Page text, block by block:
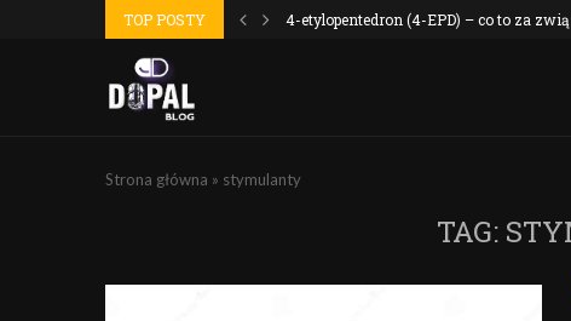
TOP POSTY 4-etylopentedron (4-EPD) – co to za
Strona główna » stymulanty
TAG: